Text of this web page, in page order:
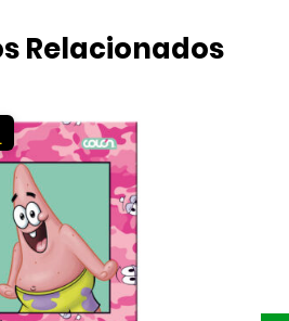
Relacionados